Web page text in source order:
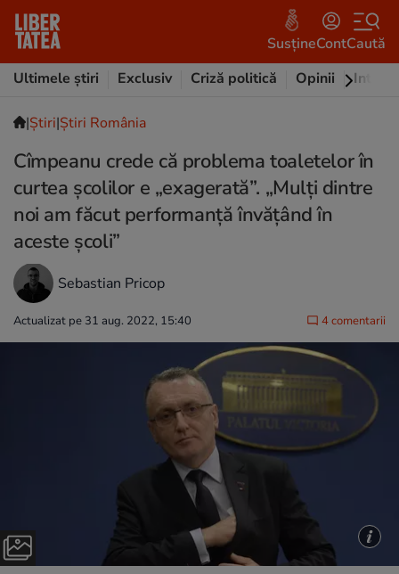
SusțineContCaută
Ultimele știri
Exclusiv Criză politică Opinii
|Ştiri|Știri România
Cîmpeanu crede că problema toaletelor în
curtea școlilor e „exagerată”. „Mulți dintre
noi am făcut performanță învățând în
aceste școli”
Sebastian Pricop
Actualizat pe 31 aug. 2022, 15:40 4 comentarii